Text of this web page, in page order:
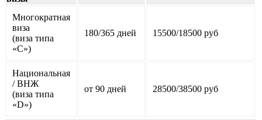
Многократная
виза
(виза типа
«С»)
180/365 дней 15500/18500 руб
Национальная
/ ВНЖ
(виза типа
«D»)
от 90 дней 28500/38500 руб